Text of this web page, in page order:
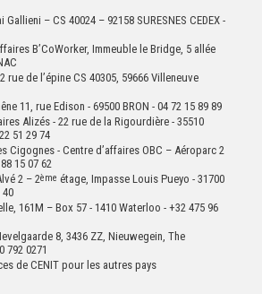
Gallieni – CS 40024 – 92158 SURESNES CEDEX -
B’CoWorker, Immeuble le Bridge, 5 allée
rue de l’épine CS 40305, 59666 Villeneuve
11, rue Edison - 69500 BRON - 04 72 15 89 89
Alizés - 22 rue de la Rigourdière - 35510
51 29 74
Cigognes - Centre d’affaires OBC – Aéroparc 2
15 07 62
2 – 2ème étage, Impasse Louis Pueyo - 31700
40
161M – Box 57 - 1410 Waterloo - +32 475 96
8, 3436 ZZ, Nieuwegein, The
792 0271
de CENIT pour les autres pays